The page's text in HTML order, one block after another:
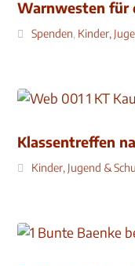
Warnwesten für
Spenden, Kinder,
Klassentreffen
Kinder, Jugend &